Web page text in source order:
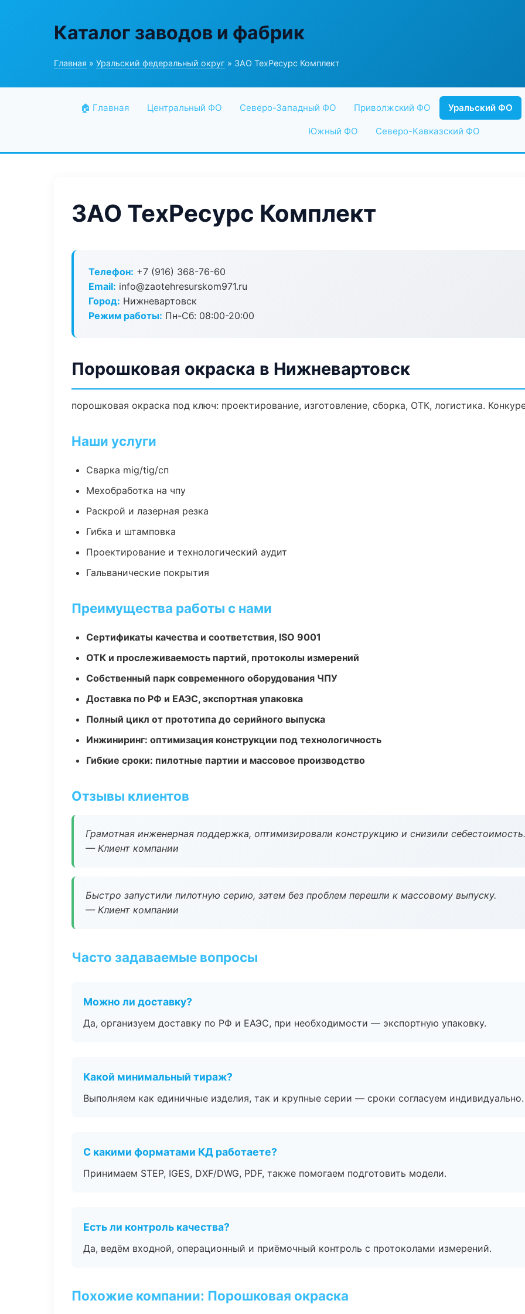
Каталог заводов и фабрик
Главная » Уральский федеральный округ » ЗАО ТехРесурс Комплект
🏠 Главная Центральный ФО Северо-Западный ФО Приволжский ФО Уральский ФО
Южный ФО Северо-Кавказский ФО
ЗАО ТехРесурс Комплект
Телефон: +7 (916) 368-76-60
Email: info@zaotehresurskom971.ru
Город: Нижневартовск
Режим работы: Пн-Сб: 08:00-20:00
Порошковая окраска в Нижневартовск
порошковая окраска под ключ: проектирование, изготовление, сборка, ОТК, логистика.
Наши услуги
Сварка mig/tig/сп
Мехобработка на чпу
Раскрой и лазерная резка
Гибка и штамповка
Проектирование и технологический аудит
Гальванические покрытия
Преимущества работы с нами
Сертификаты качества и соответствия, ISO 9001
ОТК и прослеживаемость партий, протоколы измерений
Собственный парк современного оборудования ЧПУ
Доставка по РФ и ЕАЭС, экспортная упаковка
Полный цикл от прототипа до серийного выпуска
Инжиниринг: оптимизация конструкции под технологичность
Гибкие сроки: пилотные партии и массовое производство
Отзывы клиентов
Грамотная инженерная поддержка, оптимизировали конструкцию и снизили себестоимость.
— Клиент компании
Быстро запустили пилотную серию, затем без проблем перешли к массовому выпуску.
— Клиент компании
Часто задаваемые вопросы
Можно ли доставку?
Да, организуем доставку по РФ и ЕАЭС, при необходимости — экспортную упаковку.
Какой минимальный тираж?
Выполняем как единичные изделия, так и крупные серии — сроки согласуем индивидуально.
С какими форматами КД работаете?
Принимаем STEP, IGES, DXF/DWG, PDF, также помогаем подготовить модели.
Есть ли контроль качества?
Да, ведём входной, операционный и приёмочный контроль с протоколами измерений.
Похожие компании: Порошковая окраска